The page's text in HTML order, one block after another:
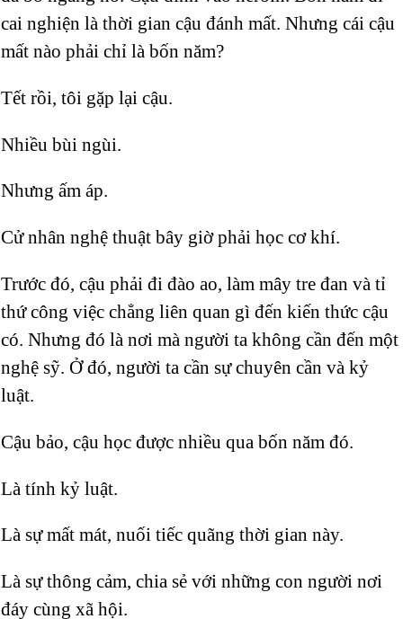
cai nghiện là thời gian cậu đánh mất. Nhưng cái cậu
mất nào phải chỉ là bốn năm?
Tết rồi, tôi gặp lại cậu.
Nhiều bùi ngùi.
Nhưng ấm áp.
Cử nhân nghệ thuật bây giờ phải học cơ khí.
Trước đó, cậu phải đi đào ao, làm mây tre đan và tỉ
thứ công việc chẳng liên quan gì đến kiến thức cậu
có. Nhưng đó là nơi mà người ta không cần đến một
nghệ sỹ. Ở đó, người ta cần sự chuyên cần và kỷ
luật.
Cậu bảo, cậu học được nhiều qua bốn năm đó.
Là tính kỷ luật.
Là sự mất mát, nuối tiếc quãng thời gian này.
Là sự thông cảm, chia sẻ với những con người nơi
đáy cùng xã hội.